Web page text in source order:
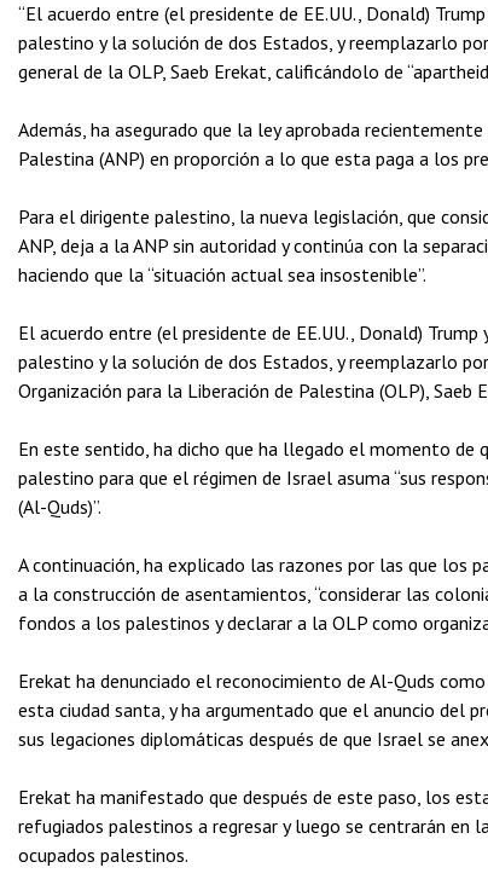
“El acuerdo entre (el presidente de EE.UU., Donald)
palestino y la solución de dos Estados, y reemplazarlo
general de la OLP, Saeb Erekat, calificándolo de
Además, ha asegurado que la ley aprobada
Palestina (ANP) en proporción a lo que esta paga a los
Para el dirigente palestino, la nueva legislación, que
ANP, deja a la ANP sin autoridad y continúa con la
haciendo que la “situación actual sea insostenible”.
El acuerdo entre (el presidente de EE.UU., Donald)
palestino y la solución de dos Estados, y reemplazarlo
Organización para la Liberación de Palestina (OLP), Saeb
En este sentido, ha dicho que ha llegado el momento
palestino para que el régimen de Israel asuma “sus
(Al-Quds)”.
A continuación, ha explicado las razones por las que los
a la construcción de asentamientos, “considerar las
fondos a los palestinos y declarar a la OLP como
Erekat ha denunciado el reconocimiento de Al-Quds
esta ciudad santa, y ha argumentado que el anuncio del
sus legaciones diplomáticas después de que Israel se
Erekat ha manifestado que después de este paso, los
refugiados palestinos a regresar y luego se centrarán
ocupados palestinos.